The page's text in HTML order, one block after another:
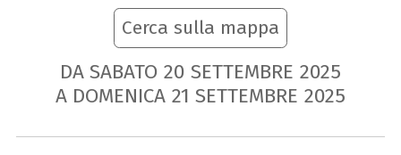
Cerca sulla mappa
DA SABATO 20 SETTEMBRE 2025
A DOMENICA 21 SETTEMBRE 2025